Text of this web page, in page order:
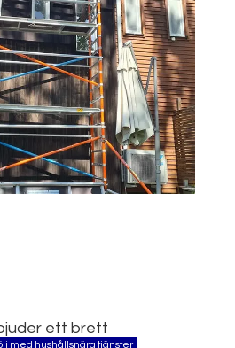
ett brett
med hushållsnära tjänster